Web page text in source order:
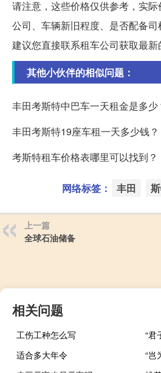
请注意，这些价格仅供参考，实
公司、车辆新旧程度、是否配备司
建议您直接联系租车公司获取最
其他小伙伴的相似问题：
丰田考斯特中巴车一天租金是多少
丰田考斯特19座车租一天多少钱？
考斯特租车价格表哪里可以找到？
网络标签： 丰田
上一篇
全球石油储备
相关问题
工伤工种怎么写
“君
适合多大年令
“岂